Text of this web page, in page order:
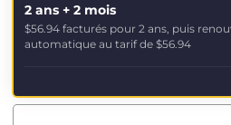
2 ans + 2 mois
$56.94 facturés pour 2 ans, puis
automatique au tarif de $56.94